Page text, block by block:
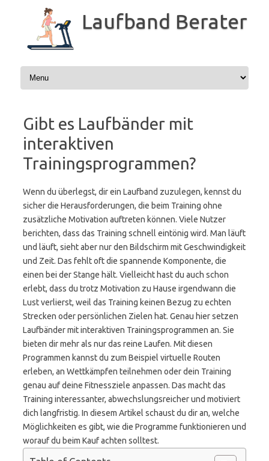
springen
Laufband Berater
Gibt es Laufbänder mit
interaktiven
Trainingsprogrammen?
Wenn du überlegst, dir ein Laufband zuzulegen, kennst du
sicher die Herausforderungen, die beim Training ohne
zusätzliche Motivation auftreten können. Viele Nutzer
berichten, dass das Training schnell eintönig wird. Man läuft
und läuft, sieht aber nur den Bildschirm mit Geschwindigkeit
und Zeit. Das fehlt oft die spannende Komponente, die
einen bei der Stange hält. Vielleicht hast du auch schon
erlebt, dass du trotz Motivation zu Hause irgendwann die
Lust verlierst, weil das Training keinen Bezug zu echten
Strecken oder persönlichen Zielen hat. Genau hier setzen
Laufbänder mit interaktiven Trainingsprogrammen an. Sie
bieten dir mehr als nur das reine Laufen. Mit diesen
Programmen kannst du zum Beispiel virtuelle Routen
erleben, an Wettkämpfen teilnehmen oder dein Training
genau auf deine Fitnessziele anpassen. Das macht das
Training interessanter, abwechslungsreicher und motiviert
dich langfristig. In diesem Artikel schaust du dir an, welche
Möglichkeiten es gibt, wie die Programme funktionieren und
worauf du beim Kauf achten solltest.